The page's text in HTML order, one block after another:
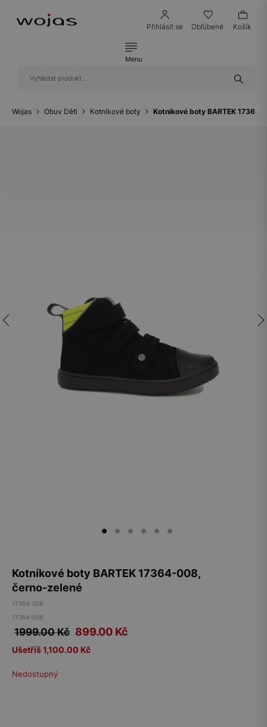
Přihlásit se Obľúbené Košík
Menu
Wojas Obuv Děti Kotníkové boty Kotníkové boty BARTEK
Kotníkové boty BARTEK 17364-008,
černo-zelené
17364-008
17364-008
1999.00 Kč 899.00 Kč
Ušetříš 1,100.00 Kč
Nedostupný